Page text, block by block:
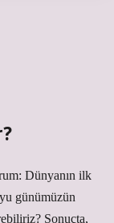
Dünyanın ilk
günümüzün
Sonuçta,